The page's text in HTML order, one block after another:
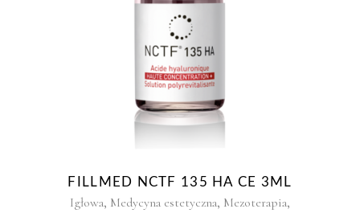
FILLMED NCTF 135 HA CE 3ML
Igłowa, Medycyna estetyczna, Mezoterapia,